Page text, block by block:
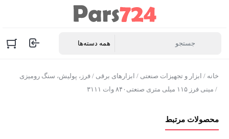
خانه / ابزار و تجهیزات صنعتی / ابزارهای برقی / فرز، پولیش، سنگ رومیزی
/ مینی فرز ۱۱۵ میلی متری صنعتی۸۴۰ وات ۳۱۱۱
محصولات مرتبط